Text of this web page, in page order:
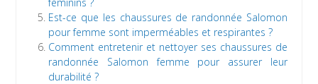
Est-ce que les chaussures de randonnée Salomon
pour femme sont imperméables et respirantes ?
Comment entretenir et nettoyer ses chaussures de
randonnée Salomon femme pour assurer leur
durabilité ?